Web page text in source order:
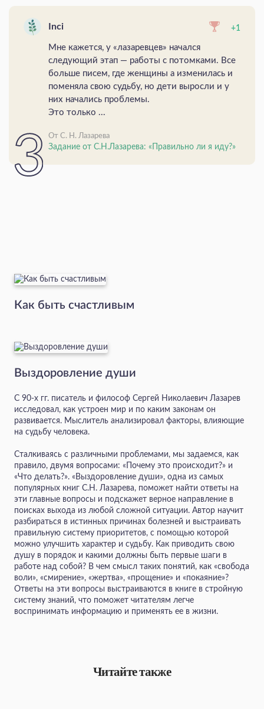
Inci +1
Мне кажется, у «лазаревцев» начался
следующий этап — работы с потомками. Все
больше писем, где женщины а изменилась и
поменяла свою судьбу, но дети выросли и у
них начались проблемы.
Это только ...
От С. Н. Лазарева
Задание от С.Н.Лазарева: «Правильно ли я иду?»
Как быть счастливым
Выздоровление души
С 90-х гг. писатель и философ Сергей Николаевич Лазарев
исследовал, как устроен мир и по каким законам он
развивается. Мыслитель анализировал факторы, влияющие
на судьбу человека.
Сталкиваясь с различными проблемами, мы задаемся, как
правило, двумя вопросами: «Почему это происходит?» и
«Что делать?». «Выздоровление души», одна из самых
популярных книг С.Н. Лазарева, поможет найти ответы на
эти главные вопросы и подскажет верное направление в
поисках выхода из любой сложной ситуации. Автор научит
разбираться в истинных причинах болезней и выстраивать
правильную систему приоритетов, с помощью которой
можно улучшить характер и судьбу. Как приводить свою
душу в порядок и какими должны быть первые шаги в
работе над собой? В чем смысл таких понятий, как «свобода
воли», «смирение», «жертва», «прощение» и «покаяние»?
Ответы на эти вопросы выстраиваются в книге в стройную
систему знаний, что поможет читателям легче
воспринимать информацию и применять ее в жизни.
Читайте также